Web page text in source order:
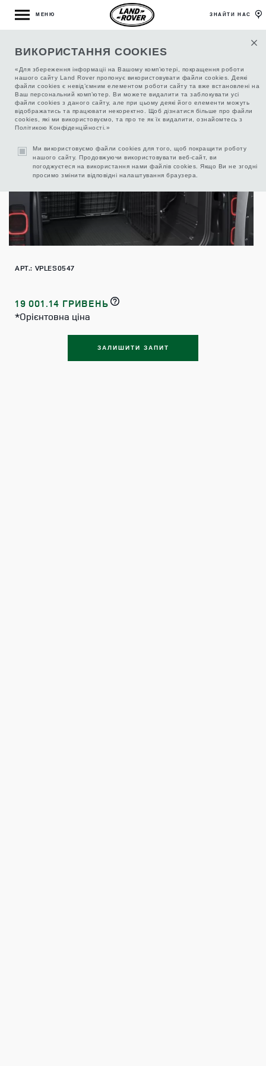
ВИКОРИСТАННЯ COOKIES
«Для збереження інформаціі на Вашому комп’ютері, покращення роботи
нашого сайту Land Rover пропонує використовувати файли cookies. Деякі
файли cookies є невід’ємним елементом роботи сайту та вже встановлені на
Ваш персональний комп’ютер. Ви можете видалити та заблокувати усі
файли cookies з даного сайту, але при цьому деякі його елементи можуть
відображатись та працювати некоректно. Щоб дізнатися більше про файли
cookies, які ми використовуємо, та про те як їх видалити, ознайомтесь з
Політикою Конфіденційності.»
Ми використовуємо файли cookies для того, щоб покращити роботу
нашого сайту. Продовжуючи використовувати веб-сайт, ви
погоджуєтеся на використання нами файлів cookies. Якщо Ви не згодні
просимо змінити відповідні налаштування браузера.
МЕНЮ ЗНАЙТИ НАС
ПЕРЕГОРОДКА БАГАЖНОГО ВІДДІЛЕННЯ,
РОЗДІЛЕННЯ БАГАЖУ
АРТ.: VPLES0547
19 001.14 ГРИВЕНЬ
*Орієнтовна ціна
ЗАЛИШИТИ ЗАПИТ